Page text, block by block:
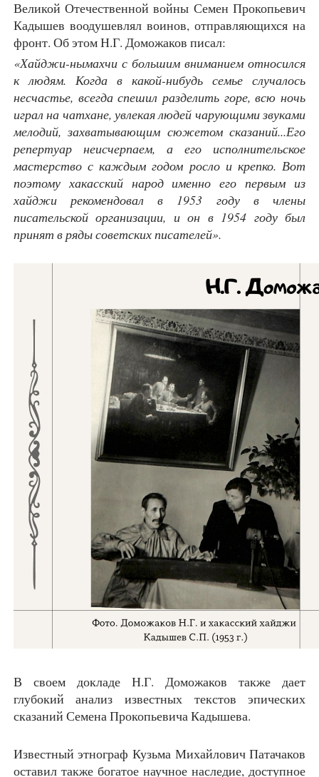
Великой Отечественной войны Семен Прокопьевич
Кадышев воодушевлял воинов, отправляющихся на
фронт. Об этом Н.Г. Доможаков писал:
«Хайджи-нымахчи с большим вниманием относился
к людям. Когда в какой-нибудь семье случалось
несчастье, всегда спешил разделить горе, всю ночь
играл на чатхане, увлекая людей чарующими звуками
мелодий, захватывающим сюжетом сказаний...Его
репертуар неисчерпаем, а его исполнительское
мастерство с каждым годом росло и крепко. Вот
поэтому хакасский народ именно его первым из
хайджи рекомендовал в 1953 году в члены
писательской организации, и он в 1954 году был
принят в ряды советских писателей».
В своем докладе Н.Г. Доможаков также дает
глубокий анализ известных текстов эпических
сказаний Семена Прокопьевича Кадышева.
Известный этнограф Кузьма Михайлович Патачаков
оставил также богатое научное наследие, доступное